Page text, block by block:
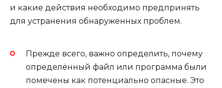
и какие действия необходимо предпринять
для устранения обнаруженных проблем.
Прежде всего, важно определить, почему
определённый файл или программа были
помечены как потенциально опасные. Это